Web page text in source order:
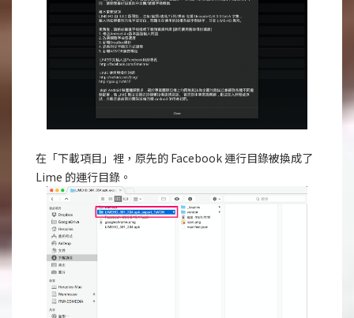
在「下載項目」裡，原先的 Facebook 運行目錄被換成了
Lime 的運行目錄。